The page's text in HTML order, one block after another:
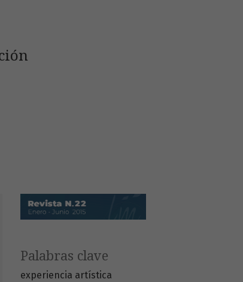
Palabras clave
experiencia artística